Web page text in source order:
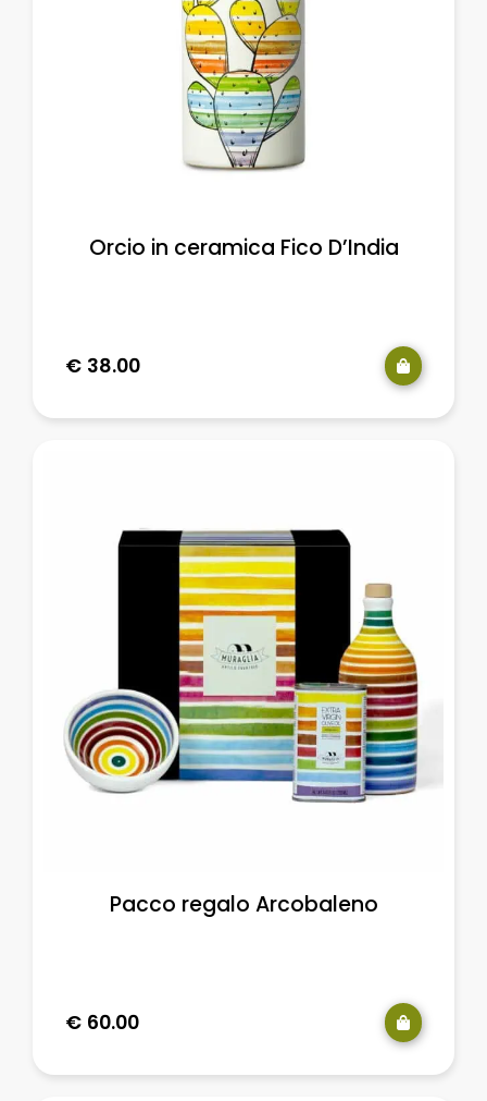
Orcio in ceramica Fico D’India
€ 38.00
Pacco regalo Arcobaleno
€ 60.00